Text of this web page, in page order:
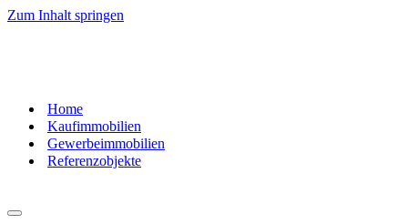
Zum Inhalt springen
Home
Kaufimmobilien
Gewerbeimmobilien
Referenzobjekte
Navigationsmenü